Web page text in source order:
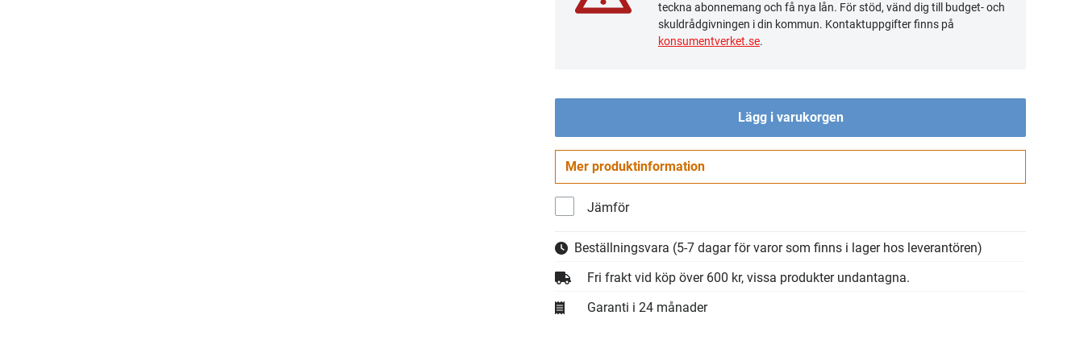
teckna abonnemang och få nya lån. För stöd, vänd dig till budget- och
skuldrådgivningen i din kommun. Kontaktuppgifter finns på
konsumentverket.se.
Lägg i varukorgen
Mer produktinformation
Jämför
Beställningsvara (5-7 dagar för varor som finns i lager hos leverantören)
Fri frakt vid köp över 600 kr, vissa produkter undantagna.
Garanti i 24 månader